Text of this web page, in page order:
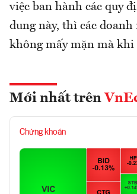
việc ban hành các quy
dung này, thì các
không mấy mặn mà khi
Mới nhất trên
Chứng khoán